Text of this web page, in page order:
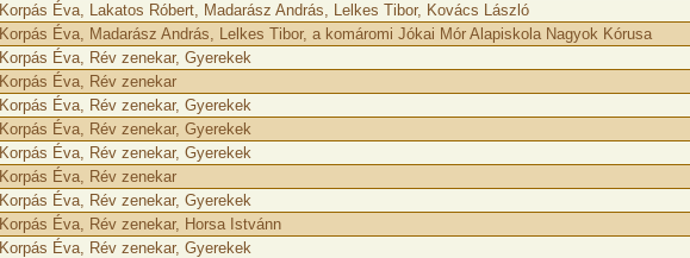
Korpás Éva, Lakatos Róbert, Madarász András, Lelkes Tibor, Kovács László
Korpás Éva, Madarász András, Lelkes Tibor, a komáromi Jókai Mór Alapiskola Nagyok Kórusa
Korpás Éva, Rév zenekar, Gyerekek
Korpás Éva, Rév zenekar
Korpás Éva, Rév zenekar, Gyerekek
Korpás Éva, Rév zenekar, Gyerekek
Korpás Éva, Rév zenekar, Gyerekek
Korpás Éva, Rév zenekar
Korpás Éva, Rév zenekar, Gyerekek
Korpás Éva, Rév zenekar, Horsa Istvánn
Korpás Éva, Rév zenekar, Gyerekek